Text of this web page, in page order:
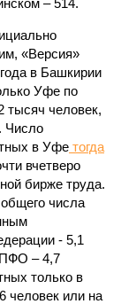
– 514.
«Версия»
в Башкирии
Уфе по
тысяч человек,
Число
в Уфе тогда
вчетверо
бирже труда.
числа
- 5,1
ПФО – 4,7
только в
человек или на